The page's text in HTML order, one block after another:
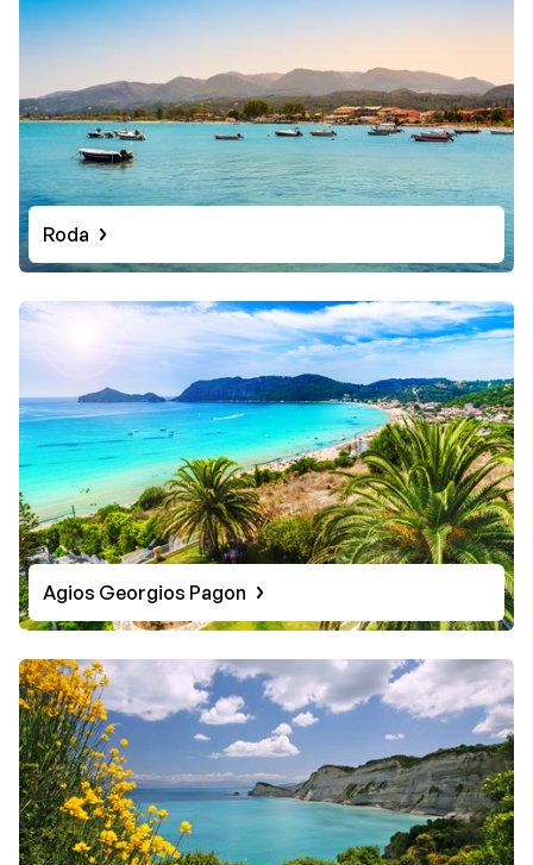
Roda
Agios Georgios Pagon